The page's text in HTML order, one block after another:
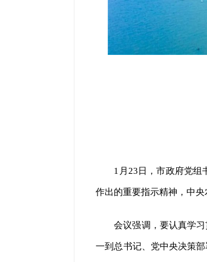
1月23日，市政府党组
作出的重要指示精神，中
会议强调，要认真学
一到总书记、党中央决策